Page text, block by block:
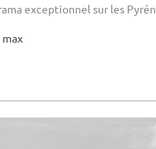
exceptionnel sur les
max